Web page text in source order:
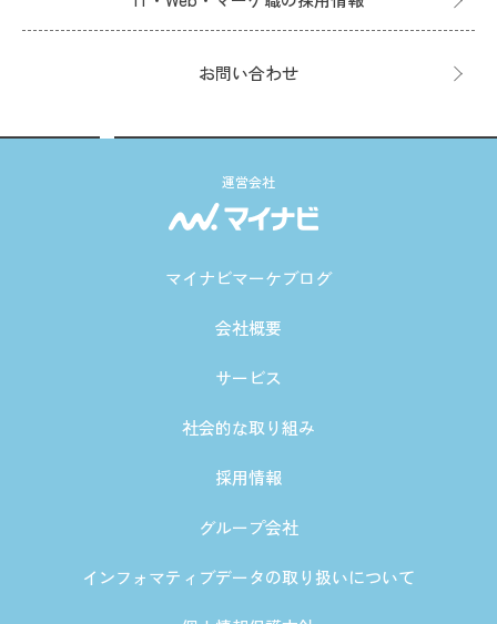
お問い合わせ
運営会社
マイナビマーケブログ
会社概要
サービス
社会的な取り組み
採用情報
グループ会社
インフォマティブデータの取り扱いについて